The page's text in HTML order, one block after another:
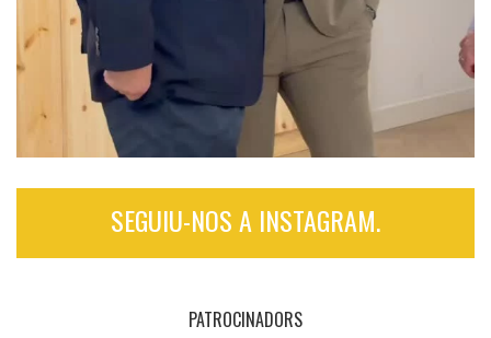
SEGUIU-NOS A INSTAGRAM.
PATROCINADORS